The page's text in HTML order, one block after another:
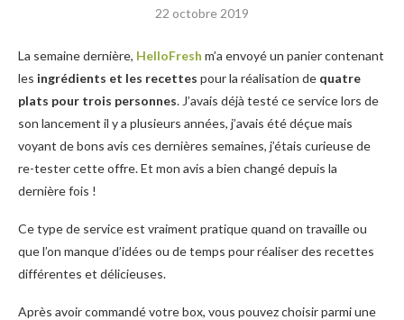
22 octobre 2019
La semaine dernière, HelloFresh m’a envoyé un panier contenant
les ingrédients et les recettes pour la réalisation de quatre
plats pour trois personnes. J’avais déjà testé ce service lors de
son lancement il y a plusieurs années, j’avais été déçue mais
voyant de bons avis ces dernières semaines, j’étais curieuse de
re-tester cette offre. Et mon avis a bien changé depuis la
dernière fois !
Ce type de service est vraiment pratique quand on travaille ou
que l’on manque d’idées ou de temps pour réaliser des recettes
différentes et délicieuses.
Après avoir commandé votre box, vous pouvez choisir parmi une